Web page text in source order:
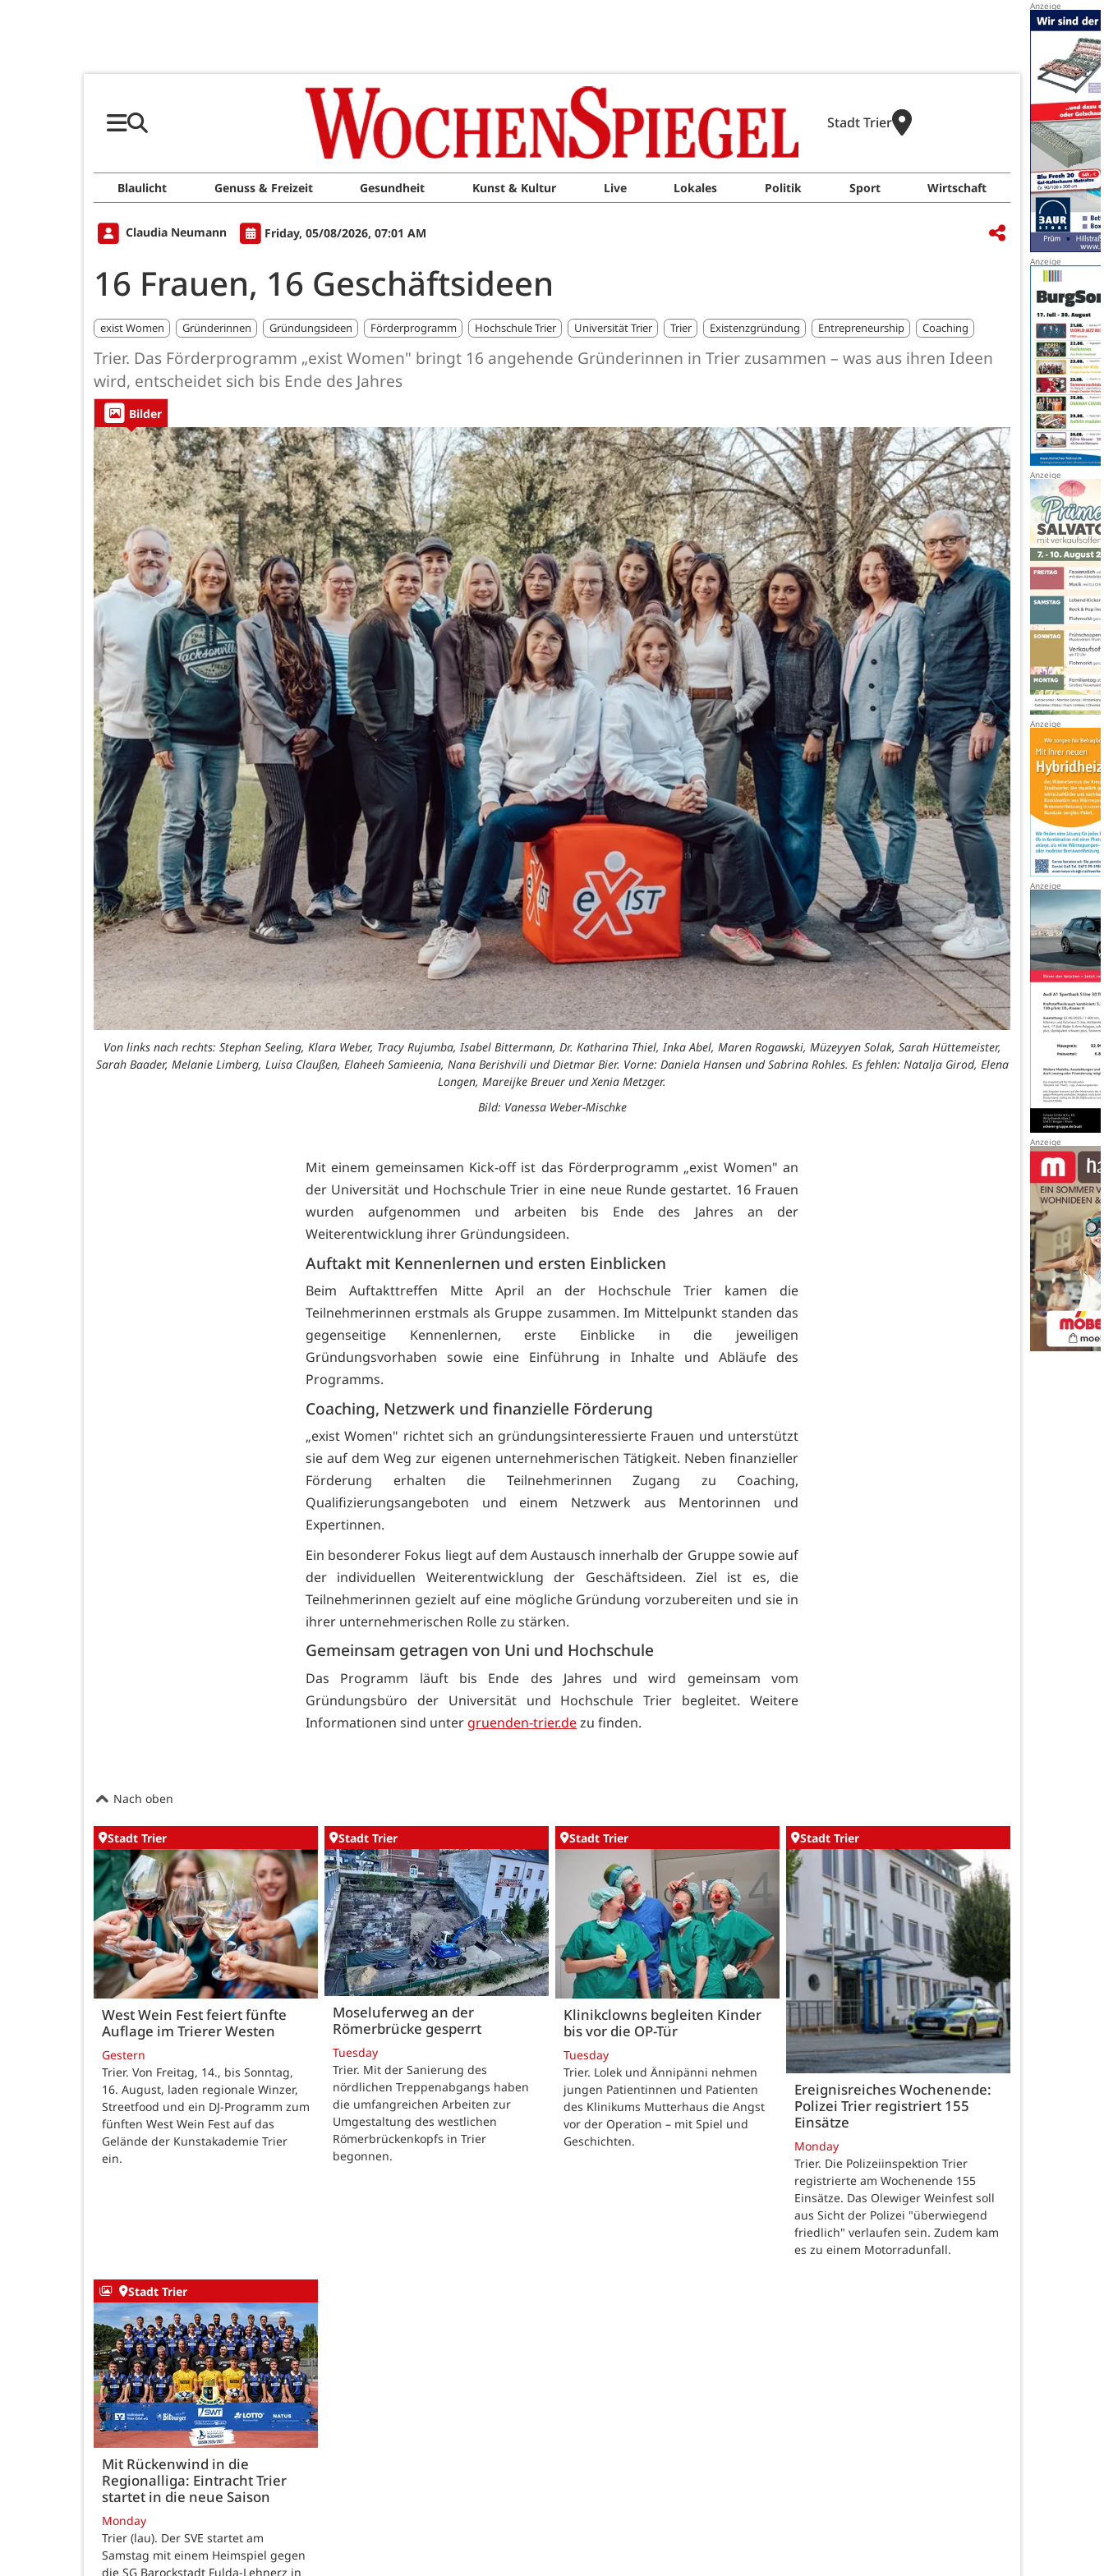
Stadt Trier
Blaulicht Genuss & Freizeit Gesundheit Kunst & Kultur Live Lokales Politik Sport Wirtschaft
Claudia Neumann Friday, 05/08/2026, 07:01 AM
16 Frauen, 16 Geschäftsideen
exist Women Gründerinnen Gründungsideen Förderprogramm Hochschule Trier Universität Trier Trier Existenzgründung Entrepreneurship Coaching
Trier. Das Förderprogramm „exist Women" bringt 16 angehende Gründerinnen in Trier zusammen – was aus ihren Ideen
wird, entscheidet sich bis Ende des Jahres
Bilder
Von links nach rechts: Stephan Seeling, Klara Weber, Tracy Rujumba, Isabel Bittermann, Dr. Katharina Thiel, Inka Abel, Maren Rogawski, Müzeyyen Solak, Sarah Hüttemeister,
Sarah Baader, Melanie Limberg, Luisa Claußen, Elaheeh Samieenia, Nana Berishvili und Dietmar Bier. Vorne: Daniela Hansen und Sabrina Rohles. Es fehlen: Natalja Girod, Elena
Longen, Mareijke Breuer und Xenia Metzger.
Bild: Vanessa Weber-Mischke
Mit einem gemeinsamen Kick-off ist das Förderprogramm „exist Women" an
der Universität und Hochschule Trier in eine neue Runde gestartet. 16 Frauen
wurden aufgenommen und arbeiten bis Ende des Jahres an der
Weiterentwicklung ihrer Gründungsideen.
Auftakt mit Kennenlernen und ersten Einblicken
Beim Auftakttreffen Mitte April an der Hochschule Trier kamen die
Teilnehmerinnen erstmals als Gruppe zusammen. Im Mittelpunkt standen das
gegenseitige Kennenlernen, erste Einblicke in die jeweiligen
Gründungsvorhaben sowie eine Einführung in Inhalte und Abläufe des
Programms.
Coaching, Netzwerk und finanzielle Förderung
„exist Women" richtet sich an gründungsinteressierte Frauen und unterstützt
sie auf dem Weg zur eigenen unternehmerischen Tätigkeit. Neben finanzieller
Förderung erhalten die Teilnehmerinnen Zugang zu Coaching,
Qualifizierungsangeboten und einem Netzwerk aus Mentorinnen und
Expertinnen.
Ein besonderer Fokus liegt auf dem Austausch innerhalb der Gruppe sowie auf
der individuellen Weiterentwicklung der Geschäftsideen. Ziel ist es, die
Teilnehmerinnen gezielt auf eine mögliche Gründung vorzubereiten und sie in
ihrer unternehmerischen Rolle zu stärken.
Gemeinsam getragen von Uni und Hochschule
Das Programm läuft bis Ende des Jahres und wird gemeinsam vom
Gründungsbüro der Universität und Hochschule Trier begleitet. Weitere
Informationen sind unter gruenden-trier.dezu finden.
Nach oben
Stadt Trier
West Wein Fest feiert fünfte
Auflage im Trierer Westen
Gestern
Trier. Von Freitag, 14., bis Sonntag,
16. August, laden regionale Winzer,
Streetfood und ein DJ-Programm zum
fünften West Wein Fest auf das
Gelände der Kunstakademie Trier
ein.
Stadt Trier
Moseluferweg an der
Römerbrücke gesperrt
Tuesday
Trier. Mit der Sanierung des
nördlichen Treppenabgangs haben
die umfangreichen Arbeiten zur
Umgestaltung des westlichen
Römerbrückenkopfs in Trier
begonnen.
Stadt Trier
Klinikclowns begleiten Kinder
bis vor die OP-Tür
Tuesday
Trier. Lolek und Ännipänni nehmen
jungen Patientinnen und Patienten
des Klinikums Mutterhaus die Angst
vor der Operation – mit Spiel und
Geschichten.
Stadt Trier
Ereignisreiches Wochenende:
Polizei Trier registriert 155
Einsätze
Monday
Trier. Die Polizeiinspektion Trier
registrierte am Wochenende 155
Einsätze. Das Olewiger Weinfest soll
aus Sicht der Polizei "überwiegend
friedlich" verlaufen sein. Zudem kam
es zu einem Motorradunfall.
Stadt Trier
Mit Rückenwind in die
Regionalliga: Eintracht Trier
startet in die neue Saison
Monday
Trier (lau). Der SVE startet am
Samstag mit einem Heimspiel gegen
die SG Barockstadt Fulda-Lehnerz in